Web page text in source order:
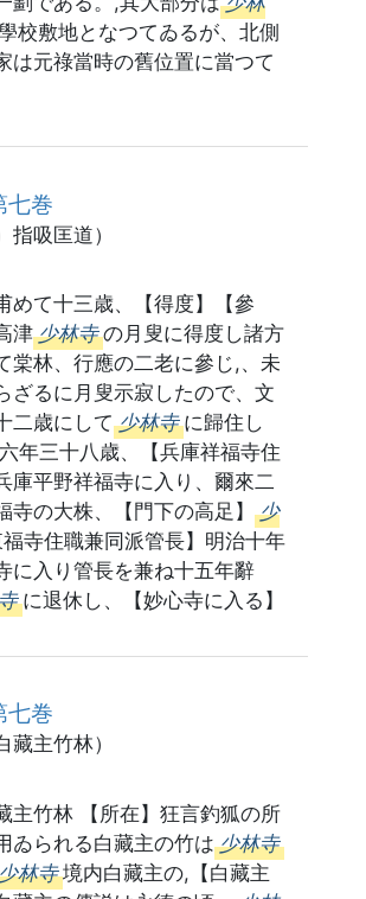
校敷地となつてゐるが、北側
は元祿當時の舊位置に當つて
七巻
指吸匡道）
めて十三歳、【得度】【參
津 少林寺 の月叟に得度し諸方
棠林、行應の二老に參じ,、未
ざるに月叟示寂したので、文
二歳にして 少林寺 に歸住し
年三十八歳、【兵庫祥福寺住
庫平野祥福寺に入り、爾來二
寺の大株、【門下の高足】 少
寺住職兼同派管長】明治十年
に入り管長を兼ね十五年辭
に退休し、【妙心寺に入る】
七巻
藏主竹林）
主竹林 【所在】狂言釣狐の所
ゐられる白藏主の竹は少林寺
林寺境内白藏主の,【白藏主